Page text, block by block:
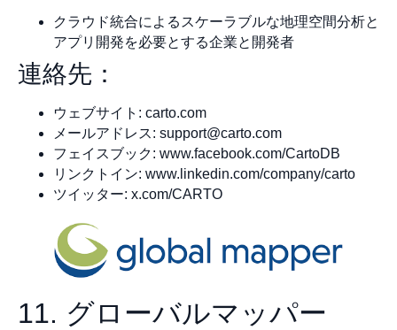
クラウド統合によるスケーラブルな地理空間分析と
アプリ開発を必要とする企業と開発者
連絡先：
ウェブサイト: carto.com
メールアドレス: support@carto.com
フェイスブック: www.facebook.com/CartoDB
リンクトイン: www.linkedin.com/company/carto
ツイッター: x.com/CARTO
11. グローバルマッパー